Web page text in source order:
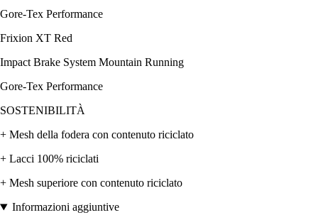
Gore-Tex Performance
Frixion XT Red
Impact Brake System Mountain Running
Gore-Tex Performance
SOSTENIBILITÀ
+ Mesh della fodera con contenuto riciclato
+ Lacci 100% riciclati
+ Mesh superiore con contenuto riciclato
Informazioni aggiuntive